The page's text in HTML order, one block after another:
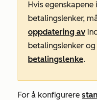
Hvis egenskapene
betalingslenker,
oppdatering av
betalingslenker og
betalingslenke.
For å konfigurere